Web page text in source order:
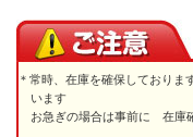
常時、在庫を確保しておりま
います
お急ぎの場合は事前に 在庫